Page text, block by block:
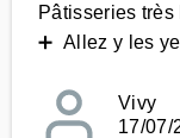
Pâtisseries très
➕ Allez y les
Vivy
17/07/